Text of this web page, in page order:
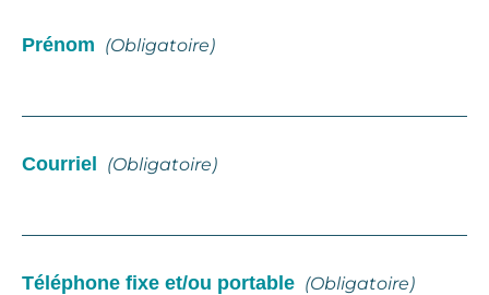
Prénom (obligatoire)
Courriel (obligatoire)
Téléphone fixe et/ou portable (obligatoire)